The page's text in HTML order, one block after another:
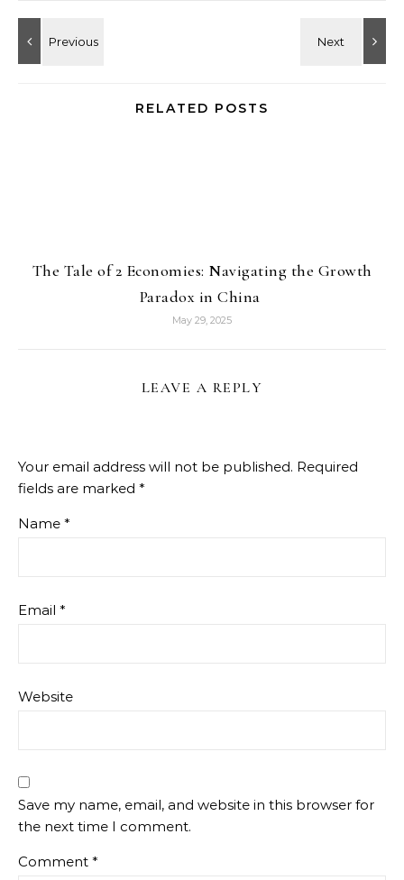
RELATED POSTS
The Tale of 2 Economies: Navigating the Growth
Paradox in China
May 29, 2025
LEAVE A REPLY
Your email address will not be published. Required
fields are marked *
Name *
Email *
Website
Save my name, email, and website in this browser for
the next time I comment.
Comment *